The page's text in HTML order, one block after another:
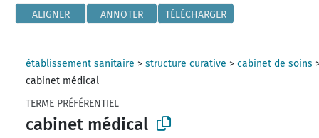
ALIGNER ANNOTER TÉLÉCHARGER
établissement sanitaire >structure curative >cabinet de soins
cabinet médical
TERME PRÉFÉRENTIEL
cabinet médical